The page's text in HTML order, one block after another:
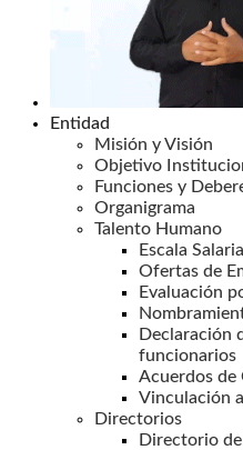
Entidad
Misión y Visión
Objetivo
Funciones y
Organigrama
Talento Humano
Escala
Ofertas de
Evaluación
Declaración
funcionarios
Acuerdos de
Vinculación
Directorios
Directorio de